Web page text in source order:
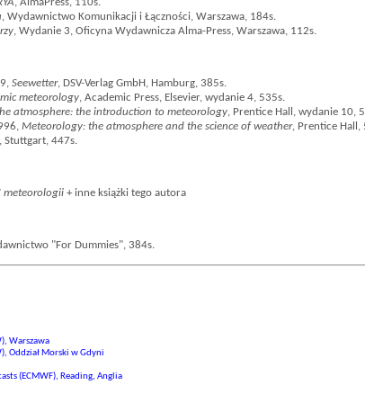
, Wydawnictwo Komunikacji i Łączności, Warszawa, 184s.
, Wydanie 3, Oficyna Wydawnicza Alma-Press, Warszawa, 112s.
Seewetter, DSV-Verlag GmbH, Hamburg, 385s.
meteorology, Academic Press, Elsevier, wydanie 4, 535s.
atmosphere: the introduction to meteorology, Prentice Hall, wydanie 10,
Meteorology: the atmosphere and the science of weather, Prentice Hall,
Stuttgart, 447s.
meteorologii + inne książki tego autora
"For Dummies", 384s.
Warszawa
Oddział Morski w Gdyni
(ECMWF), Reading, Anglia